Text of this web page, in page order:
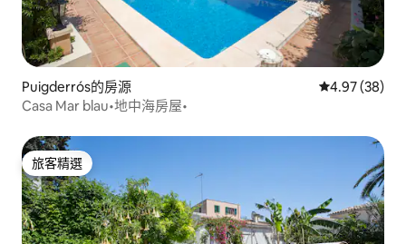
Puigderrós的房源 從 38 則評價
4.97 (38)
Casa Mar blau•地中海房屋•
旅客精選
旅客精選